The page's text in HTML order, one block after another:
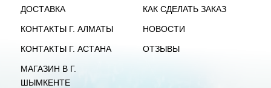
ДОСТАВКА
КОНТАКТЫ Г. АЛМАТЫ
КОНТАКТЫ Г. АСТАНА
МАГАЗИН В Г.
ШЫМКЕНТЕ
КАК СДЕЛАТЬ ЗАКАЗ
НОВОСТИ
ОТЗЫВЫ